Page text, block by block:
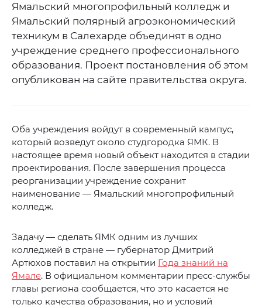
Ямальский многопрофильный колледж и
Ямальский полярный агроэкономический
техникум в Салехарде объединят в одно
учреждение среднего профессионального
образования. Проект постановления об этом
опубликован на сайте правительства округа.
Оба учреждения войдут в современный кампус,
который возведут около студгородка ЯМК. В
настоящее время новый объект находится в стадии
проектирования. После завершения процесса
реорганизации учреждение сохранит
наименование — Ямальский многопрофильный
колледж.
Задачу — сделать ЯМК одним из лучших
колледжей в стране — губернатор Дмитрий
Артюхов поставил на открытии Года знаний на
Ямале. В официальном комментарии пресс-службы
главы региона сообщается, что это касается не
только качества образования, но и условий